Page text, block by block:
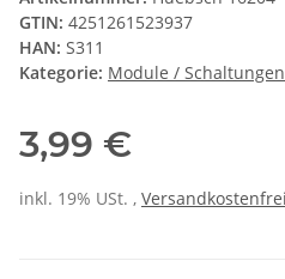
GTIN: 4251261523937
HAN: S311
Kategorie: Module /
3,99 €
inkl. 19% USt. ,